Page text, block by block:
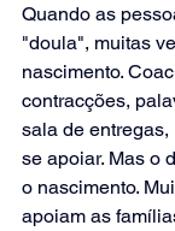
Quando as
"doula", muitas
nascimento.
contracções,
sala de entregas,
se apoiar. Mas o
o nascimento.
apoiam as